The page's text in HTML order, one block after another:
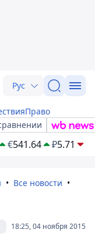
Рус
Право
€541.64 ₽5.71
Все новости
18:25, 04 ноября 2015